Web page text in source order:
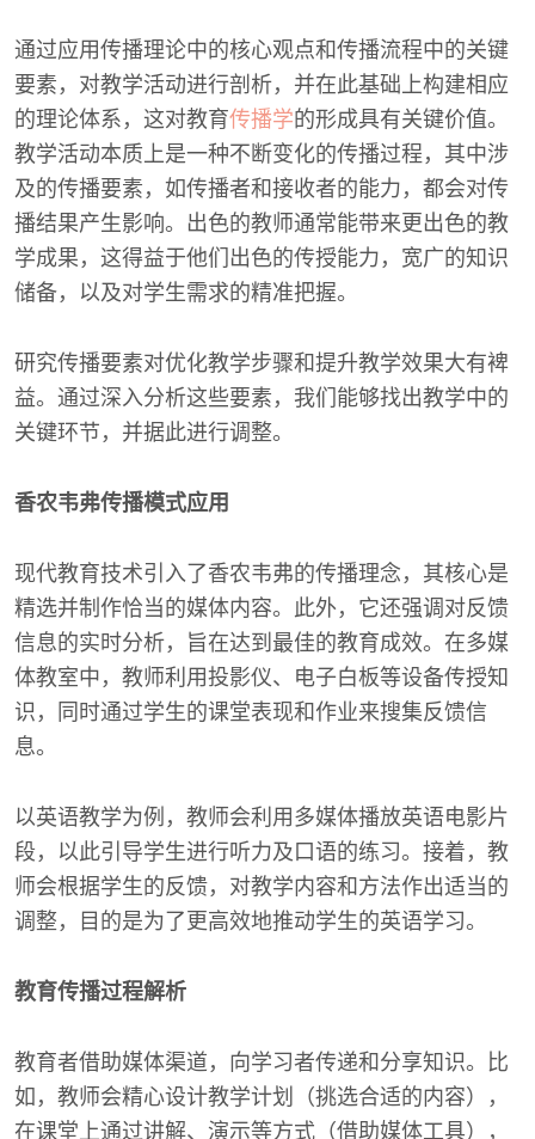
通过应用传播理论中的核心观点和传播流程中的关键
要素，对教学活动进行剖析，并在此基础上构建相应
的理论体系，这对教育传播学的形成具有关键价值。
教学活动本质上是一种不断变化的传播过程，其中涉
及的传播要素，如传播者和接收者的能力，都会对传
播结果产生影响。出色的教师通常能带来更出色的教
学成果，这得益于他们出色的传授能力，宽广的知识
储备，以及对学生需求的精准把握。
研究传播要素对优化教学步骤和提升教学效果大有裨
益。通过深入分析这些要素，我们能够找出教学中的
关键环节，并据此进行调整。
香农韦弗传播模式应用
现代教育技术引入了香农韦弗的传播理念，其核心是
精选并制作恰当的媒体内容。此外，它还强调对反馈
信息的实时分析，旨在达到最佳的教育成效。在多媒
体教室中，教师利用投影仪、电子白板等设备传授知
识，同时通过学生的课堂表现和作业来搜集反馈信
息。
以英语教学为例，教师会利用多媒体播放英语电影片
段，以此引导学生进行听力及口语的练习。接着，教
师会根据学生的反馈，对教学内容和方法作出适当的
调整，目的是为了更高效地推动学生的英语学习。
教育传播过程解析
教育者借助媒体渠道，向学习者传递和分享知识。比
如，教师会精心设计教学计划（挑选合适的内容），
在课堂上通过讲解、演示等方式（借助媒体工具），